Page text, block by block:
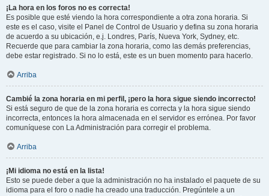
¡La hora en los foros no es correcta!
Es posible que esté viendo la hora correspondiente a otra zona horaria. Si
este es el caso, visite el Panel de Control de Usuario y defina su zona horaria
de acuerdo a su ubicación, e.j. Londres, París, Nueva York, Sydney, etc.
Recuerde que para cambiar la zona horaria, como las demás preferencias,
debe estar registrado. Si no lo está, este es un buen momento para hacerlo.
Arriba
Cambié la zona horaria en mi perfil, ¡pero la hora sigue siendo incorrecto!
Si está seguro de que de la zona horaria es correcta y la hora sigue siendo
incorrecta, entonces la hora almacenada en el servidor es errónea. Por favor
comuníquese con La Administración para corregir el problema.
Arriba
¡Mi idioma no está en la lista!
Esto se puede deber a que la administración no ha instalado el paquete de su
idioma para el foro o nadie ha creado una traducción. Pregúntele a un